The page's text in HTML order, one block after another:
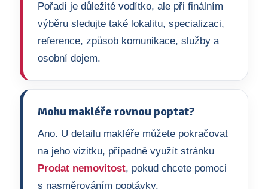
Pořadí je důležité vodítko, ale při finálním
výběru sledujte také lokalitu, specializaci,
reference, způsob komunikace, služby a
osobní dojem.
Mohu makléře rovnou poptat?
Ano. U detailu makléře můžete pokračovat
na jeho vizitku, případně využít stránku
Prodat nemovitost, pokud chcete pomoci
s nasměrováním poptávky.